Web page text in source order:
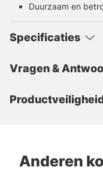
Duurzaam en
Specificaties
Vragen &
Anderen